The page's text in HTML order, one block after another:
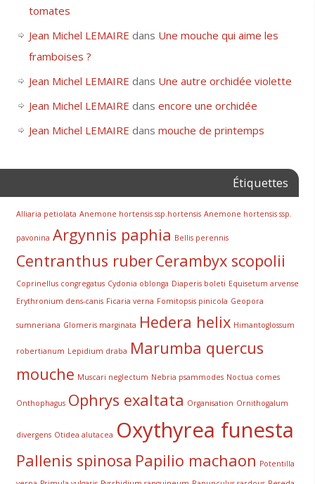
tomates
Jean Michel LEMAIRE dans Une mouche qui aime les
framboises ?
Jean Michel LEMAIRE dans Une autre orchidée violette
Jean Michel LEMAIRE dans encore une orchidée
Jean Michel LEMAIRE dans mouche de printemps
Étiquettes
Alliaria petiolata Anemone hortensis ssp.hortensis Anemone hortensis ssp.
pavonina Argynnis paphia Bellis perennis
Centranthus ruberCerambyx scopolii
Coprinellus congregatus Cydonia oblonga Diaperis boleti Equisetum arvense
Erythronium dens-canis Ficaria verna Fomitopsis pinicola Geopora
sumneriana Glomeris marginata Hedera helix Himantoglossum
robertianum Lepidium draba Marumba quercus
mouche Muscari neglectum Nebria psammodes Noctua comes
Onthophagus Ophrys exaltata Organisation Ornithogalum
divergens Otidea alutacea Oxythyrea funesta
Pallenis spinosa Papilio machaon Potentilla